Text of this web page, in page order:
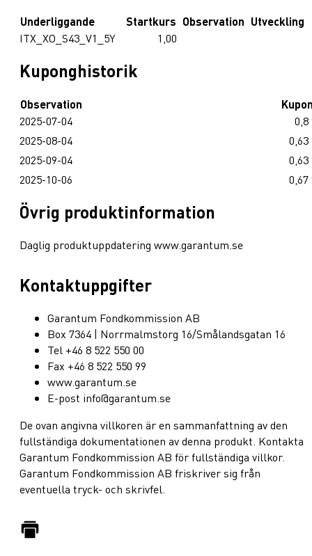
Underliggande Startkurs Observation Utveckling
ITX_XO_S43_V1_5Y
1,00
Kuponghistorik
Observation
2025-07-04
0,8
2025-08-04
0,63
2025-09-04
0,63
2025-10-06
0,67
Övrig produktinformation
Daglig produktuppdatering www.garantum.se
Kontaktuppgifter
Garantum Fondkommission AB
Box 7364 | Norrmalmstorg 16/Smålandsgatan 16
Tel +46 8 522 550 00
Fax +46 8 522 550 99
www.garantum.se
E-post info@garantum.se
De ovan angivna villkoren är en sammanfattning av den
fullständiga dokumentationen av denna produkt. Kontakta
Garantum Fondkommission AB för fullständiga villkor.
Garantum Fondkommission AB friskriver sig från
eventuella tryck- och skrivfel.